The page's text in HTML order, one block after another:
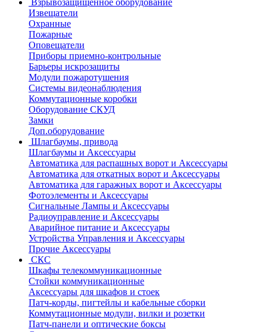
Взрывозащищенное оборудование
Извещатели
Охранные
Пожарные
Оповещатели
Приборы приемно-контрольные
Барьеры искрозащиты
Модули пожаротушения
Системы видеонаблюдения
Коммутационные коробки
Оборудование СКУД
Замки
Доп.оборудование
Шлагбаумы, привода
Шлагбаумы и Аксессуары
Автоматика для распашных ворот и Аксессуары
Автоматика для откатных ворот и Аксессуары
Автоматика для гаражных ворот и Аксессуары
Фотоэлементы и Аксессуары
Сигнальные Лампы и Аксессуары
Радиоуправление и Аксессуары
Аварийное питание и Аксессуары
Устройства Управления и Аксессуары
Прочие Аксессуары
СКС
Шкафы телекоммуникационные
Стойки коммуникационные
Аксессуары для шкафов и стоек
Патч-корды, пигтейлы и кабельные сборки
Коммутационные модули, вилки и розетки
Патч-панели и оптические боксы